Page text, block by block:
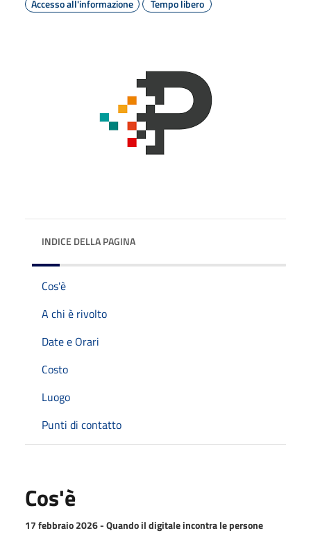
Accesso all'informazione
Tempo libero
INDICE DELLA PAGINA
Cos'è
A chi è rivolto
Date e Orari
Costo
Luogo
Punti di contatto
Cos'è
17 febbraio 2026 - Quando il digitale incontra le persone